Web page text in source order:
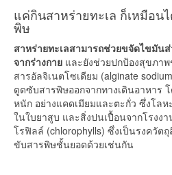
แค่กินสาหร่ายทะเล ก็เหมือน
พิษ
สาหร่ายทะเลสามารถช่วยขจัดไขมัน
จากร่างกาย และยังช่วยปกป้องสุขภา
สารอัลจิเนตโซเดียม (alginate
ดูดซับสารพิษออกจากทางเดินอาหาร
หนัก อย่างแคดเมียมและตะกั่ว ซึ่งโล
ในใบยาสูบ และสิ่งปนเปื้อนจากโรงง
โรฟิลล์ (chlorophylls) ซึ่งเป็นรงควัต
ขับสารพิษชั้นยอดด้วยเช่นกัน